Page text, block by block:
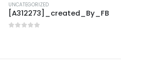
UNCATEGORIZED
[A312273]_created_By_FB